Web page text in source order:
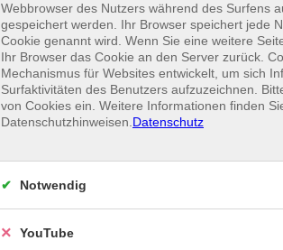
Webbrowser des Nutzers während des Surfens
gespeichert werden. Ihr Browser speichert jede
Cookie genannt wird. Wenn Sie eine weitere
Ihr Browser das Cookie an den Server zurück.
Mechanismus für Websites entwickelt, um sich
Surfaktivitäten des Benutzers aufzuzeichnen.
von Cookies ein. Weitere Informationen finden
Datenschutzhinweisen. Datenschutz
Notwendig
YouTube